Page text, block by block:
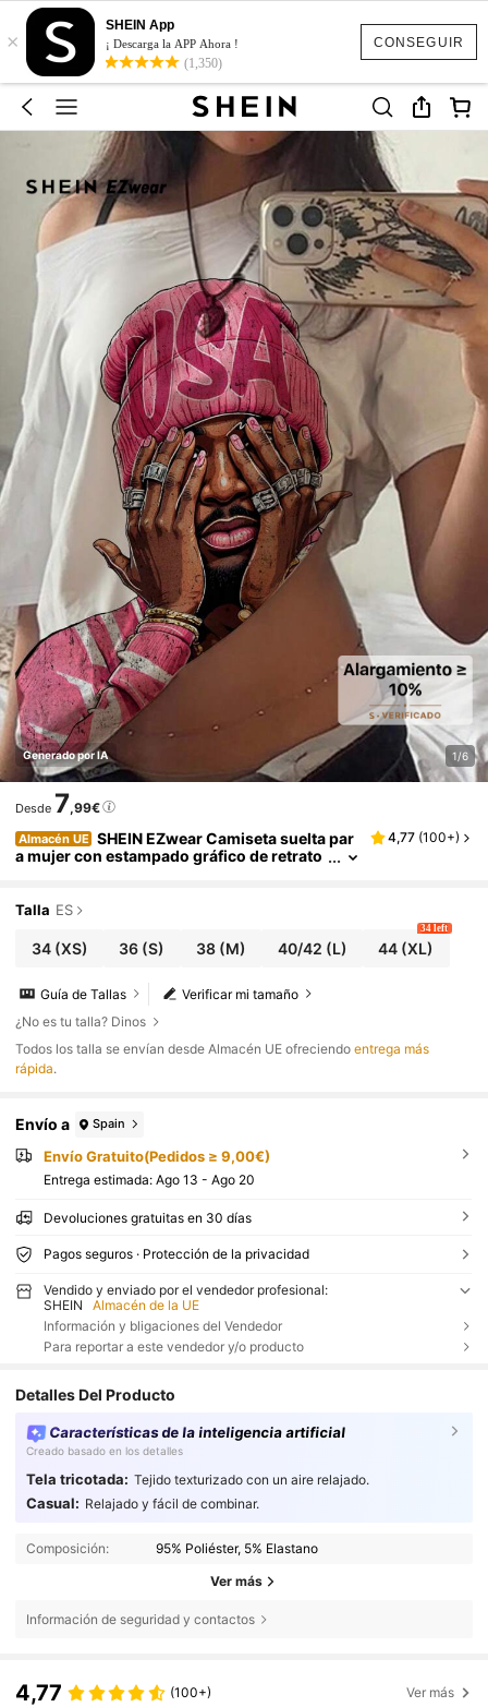
CONSEGUIR
×
SHEIN App
¡ Descarga la APP Ahora !
(1,350)
Generado por IA 1/6
Desde 7,99€
Almacén UE SHEIN EZwear Camiseta suelta par
a mujer con estampado gráfico de retrato
onal, sexy, linda, estilo Y2K "Chica del coco",
runch, vibraciones de playa neón, bohemio, e
stilo hippie, festival de música, adecuada para
4,77 (100+)
Talla ES
34(XS) 36 (S) 38(M) 40/42 (L) 44 (XL)
34 left
Verificar mi tamaño
Guía de Tallas
¿No es tu talla? Dinos
Todos los talla se envían desde Almacén UE ofreciendoentrega más
rápida.
Envío a Spain
Envío Gratuito(Pedidos ≥ 9,00€)
Entrega estimada: Ago 13 - Ago 20
Devoluciones gratuitas en 30 días
Pagos seguros · Protección de la privacidad
Vendido y enviado por el vendedor profesional:
SHEIN
Almacén de la UE
Información y bligaciones del Vendedor
Para reportar a este vendedor y/o producto
Detalles Del Producto
Características de la inteligencia artificial
Creado basado en los detalles
Tela tricotada: Tejido texturizado con un aire relajado.
Casual: Relajado y fácil de combinar.
Composición: 95% Poliéster, 5% Elastano
Ver más
Información de seguridad y contactos
4,77 (100+) Ver más